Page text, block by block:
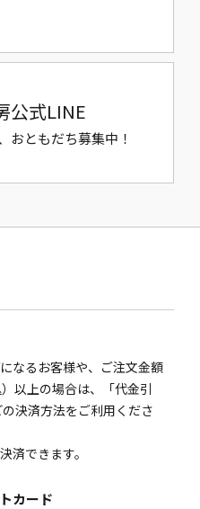
公式LINE
おともだち募集中！
なるお客様や、ご注文金額
以上の場合は、「代金引
決済方法をご利用くださ
済できます。
カード